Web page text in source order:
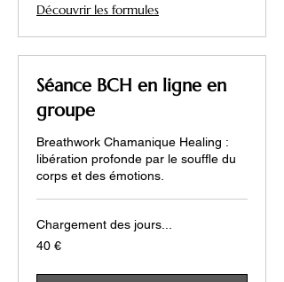
Découvrir les formules
Séance BCH en ligne en
groupe
Breathwork Chamanique Healing :
libération profonde par le souffle du
corps et des émotions.
Chargement des jours...
40
euros
40 €